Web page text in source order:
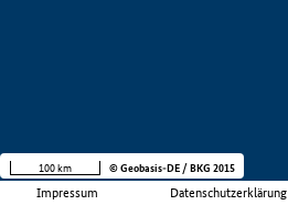
Impressum Datenschutzerklärung
100 km © Geobasis-DE / BKG 2015